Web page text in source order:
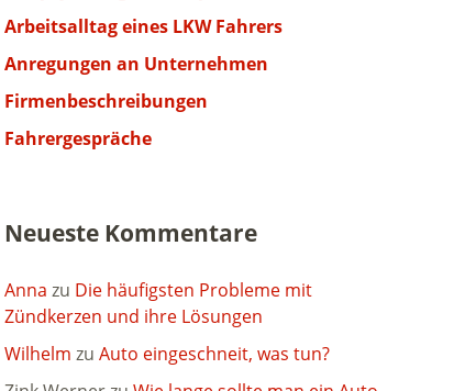
Arbeitsalltag eines LKW Fahrers
Anregungen an Unternehmen
Firmenbeschreibungen
Fahrergespräche
Neueste Kommentare
Anna zu Die häufigsten Probleme mit
Zündkerzen und ihre Lösungen
Wilhelm zu Auto eingeschneit, was tun?